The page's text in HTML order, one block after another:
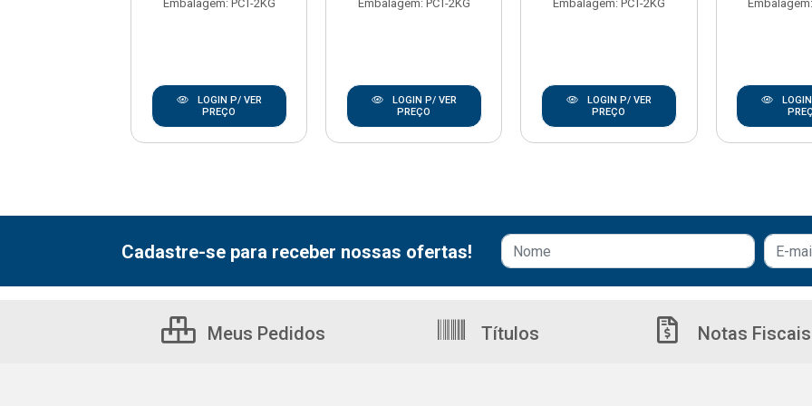
Embalagem: PCT-2KG
LOGIN P/ VER
PREÇO
Embalagem: PCT-2KG
LOGIN P/ VER
PREÇO
Embalagem: PCT-2KG
LOGIN P/ VER
PREÇO
Embalagem:
Cadastre-se para receber nossas ofertas!
Meus Pedidos Títulos Notas Fiscais